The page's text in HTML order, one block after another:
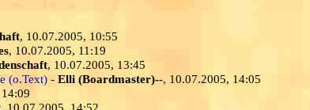
, 10.07.2005, 10:55
, 10.07.2005, 11:19
, 10.07.2005, 13:45
(o.Text) - Elli (Boardmaster)--, 10.07.2005, 14:05
, 10.07.2005, 14:52